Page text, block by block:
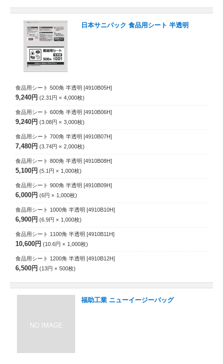
日本サニパック 食品用シート 半透明
食品用シート 500角 半透明 [4910B05H]
9,240円 2.31円 4,000枚
食品用シート 600角 半透明 [4910B06H]
9,240円 3.08円 3,000枚
食品用シート 700角 半透明 [4910B07H]
7,480円 3.74円 2,000枚
食品用シート 800角 半透明 [4910B08H]
5,100円 5.1円 1,000枚
食品用シート 900角 半透明 [4910B09H]
6,000円 6円 1,000枚
食品用シート 1000角 半透明 [4910B10H]
6,900円 6.9円 1,000枚
食品用シート 1100角 半透明 [4910B11H]
10,600円 10.6円 1,000枚
食品用シート 1200角 半透明 [4910B12H]
6,500円 13円 500枚
福助工業 ニューイージーバッグ